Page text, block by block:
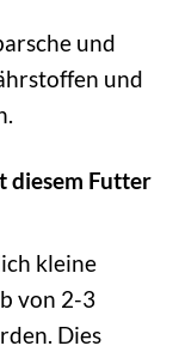
und
und
diesem Futter
kleine
von 2-3
Dies